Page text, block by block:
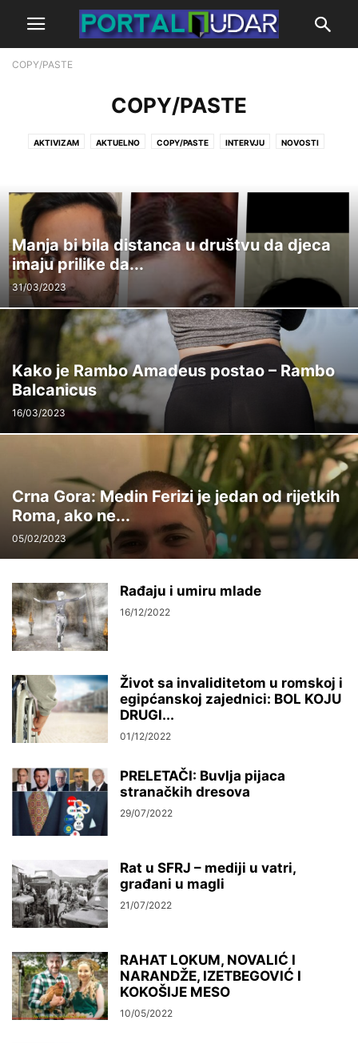
COPY/PASTE
COPY/PASTE
AKTIVIZAM AKTUELNO COPY/PASTE INTERVJU NOVOSTI
Manja bi bila distanca u društvu da djeca
imaju prilike da...
31/03/2023
Kako je Rambo Amadeus postao – Rambo
Balcanicus
16/03/2023
Crna Gora: Medin Ferizi je jedan od rijetkih
Roma, ako ne...
05/02/2023
Rađaju i umiru mlade
16/12/2022
Život sa invaliditetom u romskoj i
egipćanskoj zajednici: BOL KOJU
DRUGI...
01/12/2022
PRELETAČI: Buvlja pijaca
stranačkih dresova
29/07/2022
Rat u SFRJ – mediji u vatri,
građani u magli
21/07/2022
RAHAT LOKUM, NOVALIĆ I
NARANDŽE, IZETBEGOVIĆ I
KOKOŠIJE MESO
10/05/2022